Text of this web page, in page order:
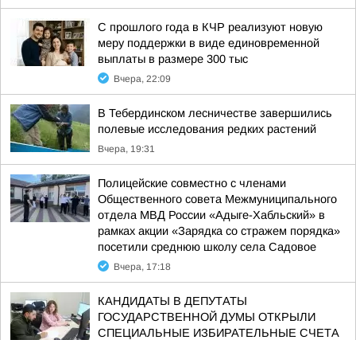
С прошлого года в КЧР реализуют новую
меру поддержки в виде единовременной
выплаты в размере 300 тыс
Вчера, 22:09
В Тебердинском лесничестве завершились
полевые исследования редких растений
Вчера, 19:31
Полицейские совместно с членами
Общественного совета Межмуниципального
отдела МВД России «Адыге-Хабльский» в
рамках акции «Зарядка со стражем порядка»
посетили среднюю школу села Садовое
Вчера, 17:18
КАНДИДАТЫ В ДЕПУТАТЫ
ГОСУДАРСТВЕННОЙ ДУМЫ ОТКРЫЛИ
СПЕЦИАЛЬНЫЕ ИЗБИРАТЕЛЬНЫЕ СЧЕТА